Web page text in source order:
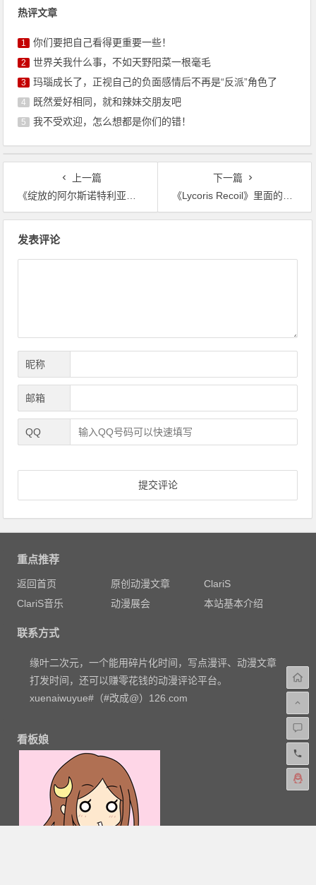
热评文章
1 你们要把自己看得更重要一些！
2 世界关我什么事，不如天野阳菜一根毫毛
3 玛瑙成长了，正视自己的负面感情后不再是“反派”角色了
4 既然爱好相同，就和辣妹交朋友吧
5 我不受欢迎，怎么想都是你们的错！
上一篇
《绽放的阿尔斯诺特利亚》除了不怎么崩，其他方面真的拉胯
下一篇
《Lycoris Recoil》里面的姑娘们需要的，其实就是日常罢了
发表评论
昵称
邮箱
QQ
重点推荐
返回首页 原创动漫文章
ClariS
ClariS音乐
动漫展会 本站基本介绍
联系方式
缘叶二次元，一个能用碎片化时间，写点漫评、动漫文章
打发时间，还可以赚零花钱的动漫评论平台。
xuenaiwuyue#（#改成@）126.com
看板娘